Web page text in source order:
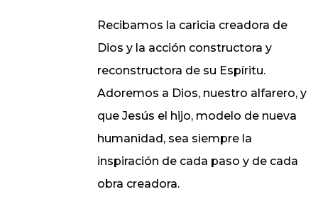
Recibamos la caricia creadora de
Dios y la acción constructora y
reconstructora de su Espíritu.
Adoremos a Dios, nuestro alfarero, y
que Jesús el hijo, modelo de nueva
humanidad, sea siempre la
inspiración de cada paso y de cada
obra creadora.